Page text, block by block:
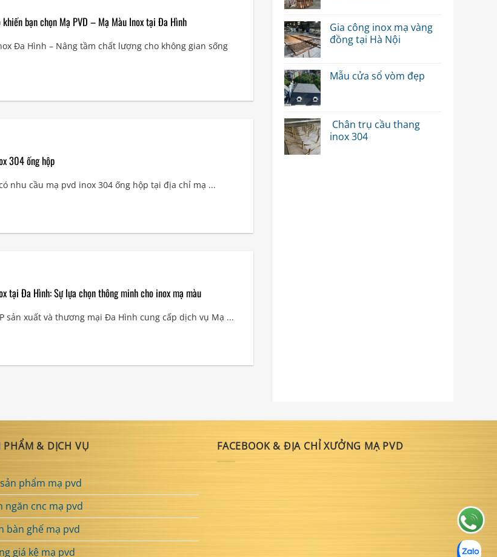
bạn chọn Mạ PVD – Mạ Màu Inox tại Đa Hình
Đa Hình – Nâng tầm chất lượng cho không gian sống
304 ống hộp
nhu cầu mạ pvd inox 304 ống hộp tại địa chỉ mạ ...
tại Đa Hình: Sự lựa chọn thông minh cho inox mạ màu
sản xuất và thương mại Đa Hình cung cấp dịch vụ Mạ ...
Gia công inox mạ vàng
đồng tại Hà Nội
Mẫu cửa sổ vòm đẹp
Chân trụ cầu thang
inox 304
PHẨM & DỊCH VỤ
sản phẩm mạ pvd
ngăn cnc mạ pvd
bàn ghế mạ pvd
giá kệ mạ pvd
FACEBOOK & ĐỊA CHỈ XƯỞNG MẠ PVD